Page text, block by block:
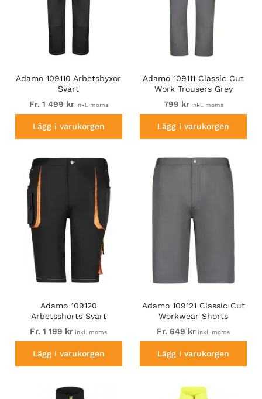
Adamo 109110 Arbetsbyxor
Svart
Fr. 1 499 krinkl. moms
Lägg i varukorgen
Adamo 109111 Classic Cut
Work Trousers Grey
799 krinkl. moms
Lägg i varukorgen
Adamo 109120
Arbetsshorts Svart
Fr. 1 199 kr inkl. moms
Lägg i varukorgen
Adamo 109121 Classic Cut
Workwear Shorts
Graphite Grey
Fr. 649 kr inkl. moms
Lägg i varukorgen